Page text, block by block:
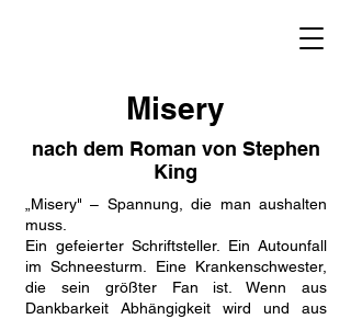
Misery
nach dem Roman von Stephen
King
„Misery" – Spannung, die man aushalten
muss.
Ein gefeierter Schriftsteller. Ein Autounfall
im Schneesturm. Eine Krankenschwester,
die sein größter Fan ist. Wenn aus
Dankbarkeit Abhängigkeit wird und aus